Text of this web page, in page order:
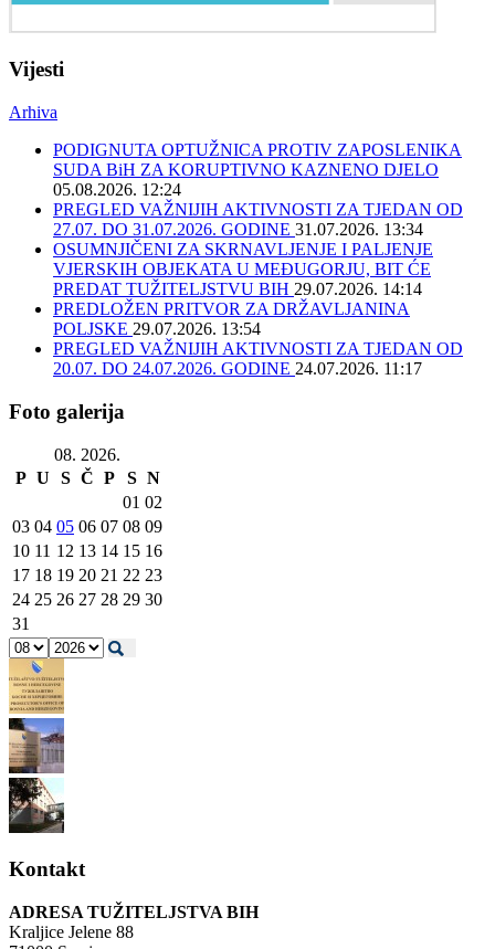
Vijesti
Arhiva
PODIGNUTA OPTUŽNICA PROTIV ZAPOSLENIKA
SUDA BiH ZA KORUPTIVNO KAZNENO DJELO
05.08.2026. 12:24
PREGLED VAŽNIJIH AKTIVNOSTI ZA TJEDAN OD
27.07. DO 31.07.2026. GODINE 31.07.2026. 13:34
OSUMNJIČENI ZA SKRNAVLJENJE I PALJENJE
VJERSKIH OBJEKATA U MEĐUGORJU, BIT ĆE
PREDAT TUŽITELJSTVU BIH 29.07.2026. 14:14
PREDLOŽEN PRITVOR ZA DRŽAVLJANINA
POLJSKE 29.07.2026. 13:54
PREGLED VAŽNIJIH AKTIVNOSTI ZA TJEDAN OD
20.07. DO 24.07.2026. GODINE 24.07.2026. 11:17
Foto galerija
08. 2026.
P U S Č P S N
01 02
03 04 05 06 07 08 09
10 11 12 13 14 15 16
17 18 19 20 21 22 23
24 25 26 27 28 29 30
31
Kontakt
ADRESA TUŽITELJSTVA BIH
Kraljice Jelene 88